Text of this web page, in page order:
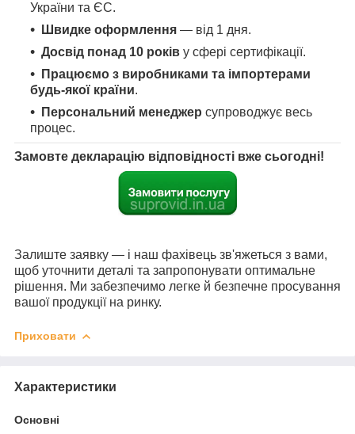
України та ЄС.
Швидке оформлення — від 1 дня.
Досвід понад 10 років у сфері сертифікації.
Працюємо з виробниками та імпортерами
будь-якої країни.
Персональний менеджер супроводжує весь
процес.
Замовте декларацію відповідності вже сьогодні!
Залиште заявку — і наш фахівець зв'яжеться з вами,
щоб уточнити деталі та запропонувати оптимальне
рішення. Ми забезпечимо легке й безпечне просування
вашої продукції на ринку.
Приховати
Характеристики
Основні